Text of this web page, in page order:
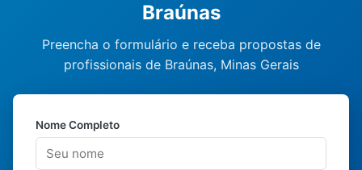
Braúnas
Preencha o formulário e receba propostas de
profissionais de Braúnas, Minas Gerais
Nome Completo